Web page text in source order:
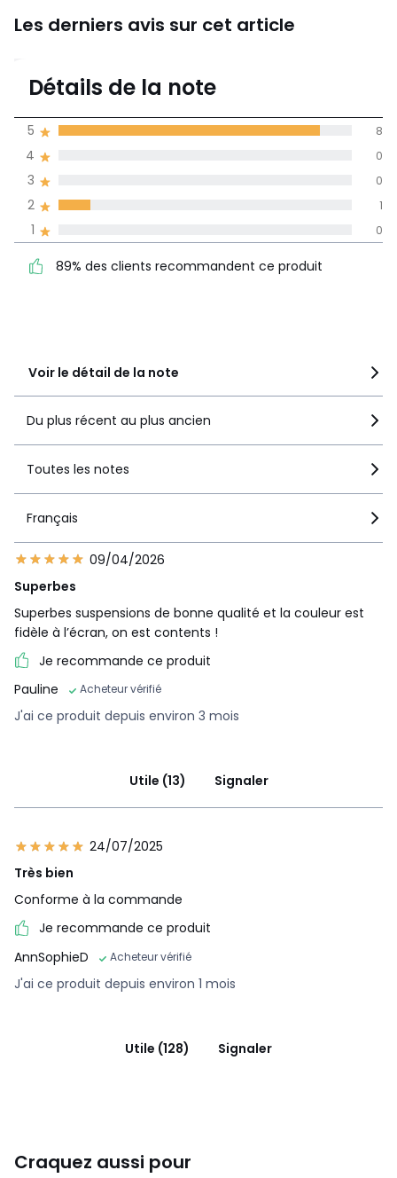
Les derniers avis sur cet article
4,7
moyenne des avis
dans toutes les
4 0
5
Voir le détail de la note
Détails de la note
1 0
2 1
3 0
4 0
5 8
89% des clients recommandent ce produit
Du plus récent au plus ancien
Toutes les notes
Français
09/04/2026
Superbes
Superbes suspensions de bonne qualité et la couleur est
fidèle à l’écran, on est contents !
Je recommande ce produit
Pauline
Acheteur vérifié
J'ai ce produit depuis environ 3 mois
Utile (13) Signaler
24/07/2025
Très bien
Conforme à la commande
Je recommande ce produit
AnnSophieD
Acheteur vérifié
J'ai ce produit depuis environ 1 mois
Utile (128) Signaler
Craquez aussi pour